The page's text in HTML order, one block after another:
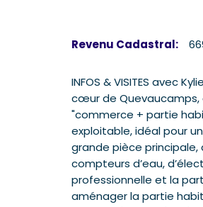
Revenu Cadastral:
INFOS & VISITES avec
cœur de
"commerce + partie
exploitable, idéal pour
grande pièce principale,
compteurs d’eau,
professionnelle et la
aménager la partie